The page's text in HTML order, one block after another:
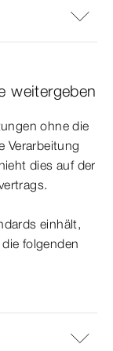
weitergeben
ohne die
Verarbeitung
dies auf der
einhält,
folgenden